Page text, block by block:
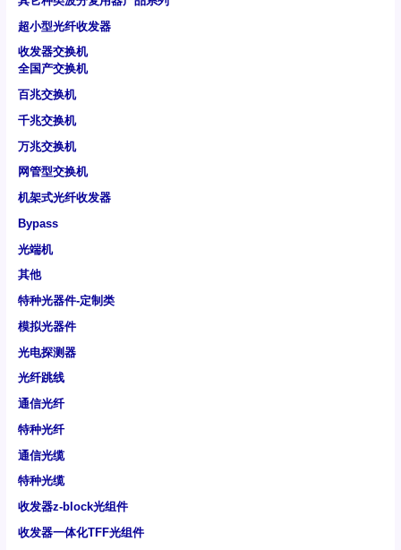
超小型光纤收发器
收发器交换机
全国产交换机
百兆交换机
千兆交换机
万兆交换机
网管型交换机
机架式光纤收发器
Bypass
光端机
其他
特种光器件-定制类
模拟光器件
光电探测器
光纤跳线
通信光纤
特种光纤
通信光缆
特种光缆
收发器z-block光组件
收发器一体化TFF光组件